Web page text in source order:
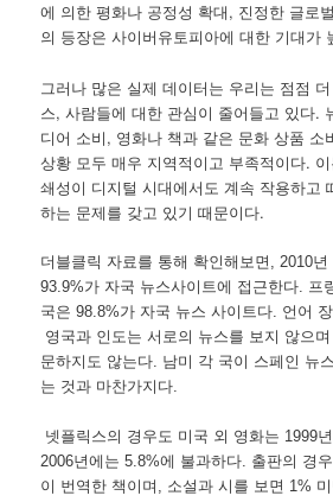
에 의한 평화나 공정성 확대, 진정한 글로
의 등장은 사이버유토피아에 대한 기대가
그러나 많은 실제 데이터는 우리는 점점
스, 사람들에 대한 관심이 줄어들고 있다.
디어 소비, 영화나 책과 같은 문화 상품 소
상황 모두 매우 지역적이고 부족적이다.
쇄성이 디지털 시대에서도 계속 작용하고
하는 문제를 갖고 있기 때문이다.
더블클릭 자료를 통해 확인해보면, 2010
93.9%가 자국 뉴스사이트에 접근한다. 프
국은 98.8%가 자국 뉴스 사이트다. 언어
영국과 인도는 서로의 뉴스를 보지 않으
문하지도 않는다. 남미 각 국이 스페인 뉴
는 것과 마찬가지다.
넷플릭스의 경우도 미국 외 영화는 1999
2006년에는 5.8%에 불과하다. 출판의 경
이 번역한 책이며, 소설과 시를 보면 1% 미